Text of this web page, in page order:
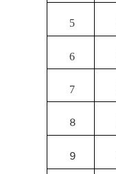
5
6
7
8
9